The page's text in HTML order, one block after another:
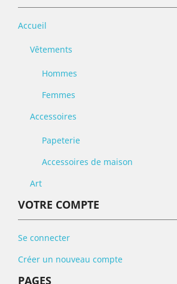
Accueil
Vêtements
Hommes
Femmes
Accessoires
Papeterie
Accessoires de maison
Art
VOTRE COMPTE
Se connecter
Créer un nouveau compte
PAGES